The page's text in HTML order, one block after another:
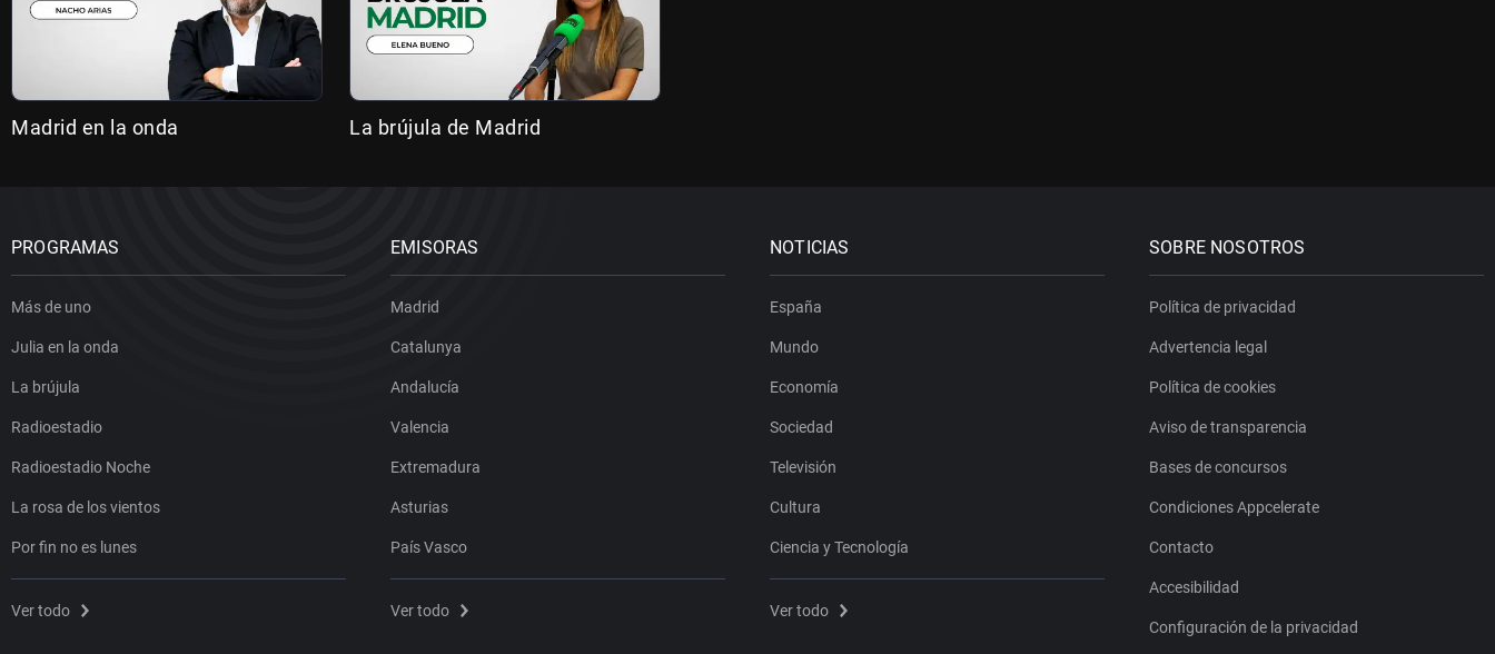
Madrid en la onda La brújula de Madrid
PROGRAMAS
Más de uno
Julia en la onda
La brújula
Radioestadio
Radioestadio Noche
La rosa de los vientos
Por fin no es lunes
Ver todo
EMISORAS
Madrid
Catalunya
Andalucía
Valencia
Extremadura
Asturias
País Vasco
Ver todo
NOTICIAS
España
Mundo
Economía
Sociedad
Televisión
Cultura
Ciencia y Tecnología
Ver todo
SOBRE NOSOTROS
Política de privacidad
Advertencia legal
Política de cookies
Aviso de transparencia
Bases de concursos
Condiciones Appcelerate
Contacto
Accesibilidad
Configuración de la privacidad